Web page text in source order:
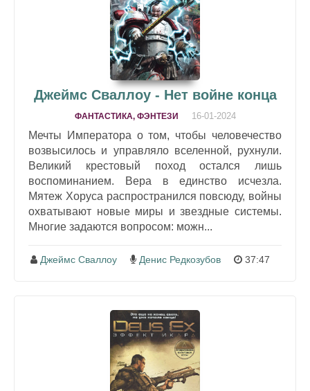
Джеймс Сваллоу - Нет войне конца
ФАНТАСТИКА, ФЭНТЕЗИ 16-01-2024
Мечты Императора о том, чтобы человечество
возвысилось и управляло вселенной, рухнули.
Великий крестовый поход остался лишь
воспоминанием. Вера в единство исчезла.
Мятеж Хоруса распространился повсюду, войны
охватывают новые миры и звездные системы.
Многие задаются вопросом: можн...
Джеймс Сваллоу Денис Редкозубов 37:47